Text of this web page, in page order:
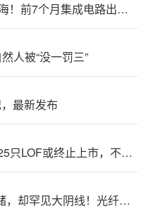
“新新三样”加速出海！前7个月集成电路出口额接近翻倍
人被“没一罚三”
最新发布
新规征求意见！125只LOF或终止上市，不影响基金正常投资运作
300506，跨界存储，却罕见大阴线！光纤需求激增，稀土细分原料，火了